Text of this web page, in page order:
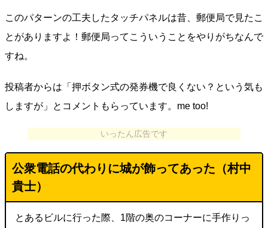
このパターンの工夫したタッチパネルは昔、郵便局で見たこ
とがありますよ！郵便局ってこういうことをやりがちなんで
すね。
投稿者からは「押ボタン式の発券機で良くない？という気も
しますが」とコメントもらっています。me too!
いったん広告です
公衆電話の代わりに城が飾ってあった（村中
貴士）
とあるビルに行った際、1階の奥のコーナーに手作りっ